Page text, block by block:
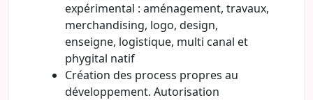
expérimental : aménagement, travaux,
merchandising, logo, design,
enseigne, logistique, multi canal et
phygital natif
Création des process propres au
développement. Autorisation